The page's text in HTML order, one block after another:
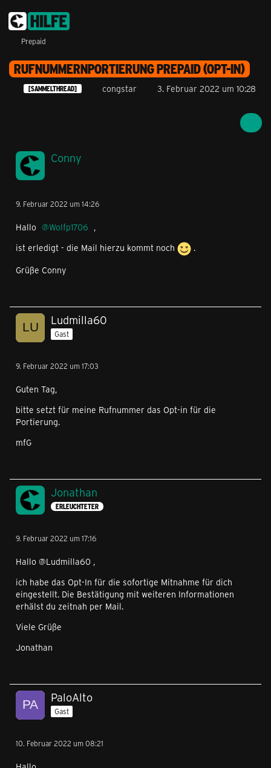
Prepaid
RUFNUMMERNPORTIERUNG PREPAID (OPT-IN)
[SAMMELTHREAD] congstar 3. Februar 2022 um 10:28
Conny
9. Februar 2022 um 14:26
Hallo Wolfp1706 ,
ist erledigt - die Mail hierzu kommt noch
.
Grüße Conny
Ludmilla60
Gast
9. Februar 2022 um 17:03
Guten Tag,
bitte setzt für meine Rufnummer das Opt-in für die
Portierung.
mfG
Jonathan
ERLEUCHTETER
9. Februar 2022 um 17:16
Hallo @Ludmilla60 ,
ich habe das Opt-In für die sofortige Mitnahme für dich
eingestellt. Die Bestätigung mit weiteren Informationen
erhälst du zeitnah per Mail.
Viele Grüße
Jonathan
PaloAlto
Gast
10. Februar 2022 um 08:21